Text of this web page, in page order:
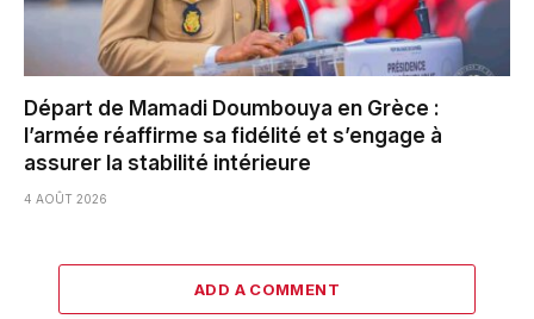
Départ de Mamadi Doumbouya en Grèce :
l’armée réaffirme sa fidélité et s’engage à
assurer la stabilité intérieure
4 AOÛT 2026
ADD A COMMENT